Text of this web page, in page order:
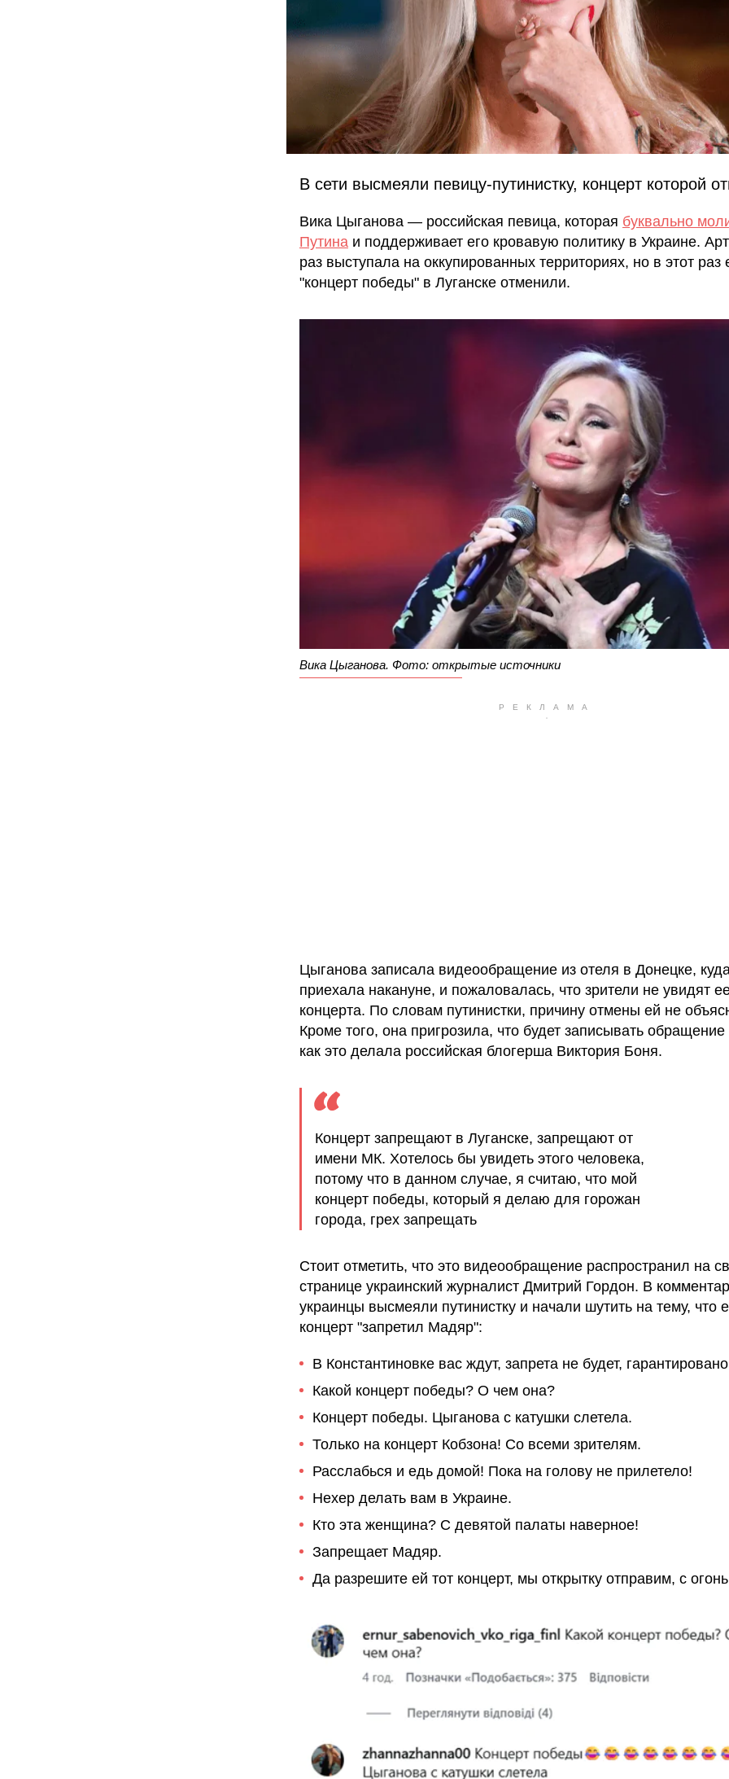
В сети высмеяли певицу-путинистку, концерт которой
Вика Цыганова — российская певица, которая буквально
Путина и поддерживает его кровавую политику в Украине.
раз выступала на оккупированных территориях, но в этот раз
"концерт победы" в Луганске отменили.
Вика Цыганова. Фото: открытые источники
Цыганова записала видеообращение из отеля в Донецке,
приехала накануне, и пожаловалась, что зрители не увидят
концерта. По словам путинистки, причину отмены ей не
Кроме того, она пригрозила, что будет записывать обращение
как это делала российская блогерша Виктория Боня.
Концерт запрещают в Луганске, запрещают от
имени МК. Хотелось бы увидеть этого человека,
потому что в данном случае, я считаю, что мой
концерт победы, который я делаю для горожан
города, грех запрещать
Стоит отметить, что это видеообращение распространил на
странице украинский журналист Дмитрий Гордон. В
украинцы высмеяли путинистку и начали шутить на тему, что
концерт "запретил Мадяр":
В Константиновке вас ждут, запрета не будет,
Какой концерт победы? О чем она?
Концерт победы. Цыганова с катушки слетела.
Только на концерт Кобзона! Со всеми зрителям.
Расслабься и едь домой! Пока на голову не прилетело!
Нехер делать вам в Украине.
Кто эта женщина? С девятой палаты наверное!
Запрещает Мадяр.
Да разрешите ей тот концерт, мы открытку отправим, с